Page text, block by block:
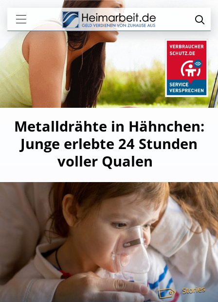
Metalldrähte in Hähnchen:
Junge erlebte 24 Stunden
voller Qualen
Stories